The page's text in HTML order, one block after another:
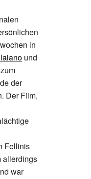
in
und
der
Der Film,
Fellinis
allerdings
war